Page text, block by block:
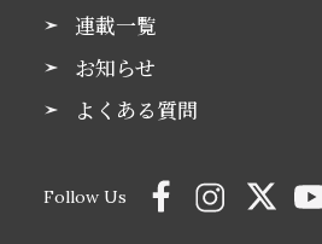
連載一覧
お知らせ
よくある質問
Follow Us